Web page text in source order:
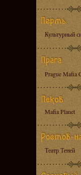
Культурный
Prague Mafia
Mafia Planet
Театр Теней